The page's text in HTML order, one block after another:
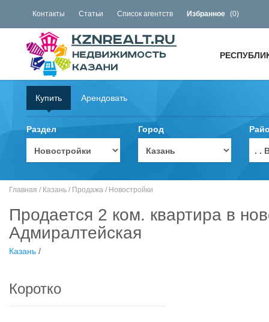
Контакты Статьи Список агентств Избранное (0)
Купить Арендовать
Раздел Город
. .
Главная / Казань / Продажа / Новостройки
Продается 2 ком. квартира в
Адмиралтейская
Казань /
Коротко